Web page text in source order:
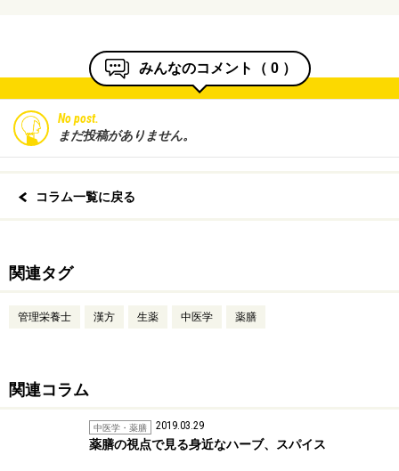
みんなのコメント（ 0 ）
No post.
まだ投稿がありません。
コラム一覧に戻る
関連タグ
管理栄養士 漢方 生薬 中医学 薬膳
関連コラム
中医学・薬膳 2019.03.29
薬膳の視点で見る身近なハーブ、スパイス